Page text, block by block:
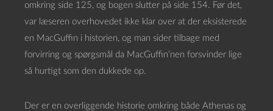
omkring side 125, og bogen slutter på side 154. Før det,
var læseren overhovedet ikke klar over at der eksisterede
en MacGuffin i historien, og man sider tilbage med
forvirring og spørgsmål da MacGuffin’nen forsvinder lige
så hurtigt som den dukkede op.
Der er en overliggende historie omkring både Athenas og